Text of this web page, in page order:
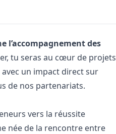
l’accompagnement des
, tu seras au cœur de projets
un impact direct sur
de nos partenariats.
vers la réussite
née de la rencontre entre